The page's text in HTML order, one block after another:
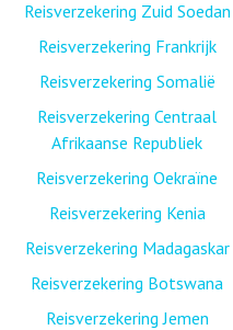
Reisverzekering Zuid Soedan
Reisverzekering Frankrijk
Reisverzekering Somalië
Reisverzekering Centraal
Afrikaanse Republiek
Reisverzekering Oekraïne
Reisverzekering Kenia
Reisverzekering Madagaskar
Reisverzekering Botswana
Reisverzekering Jemen